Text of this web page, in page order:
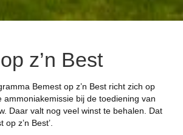
z’n Best
Bemest op z’n Best richt zich op
ammoniakemissie bij de toediening van
Daar valt nog veel winst te behalen. Dat
z’n Best’.